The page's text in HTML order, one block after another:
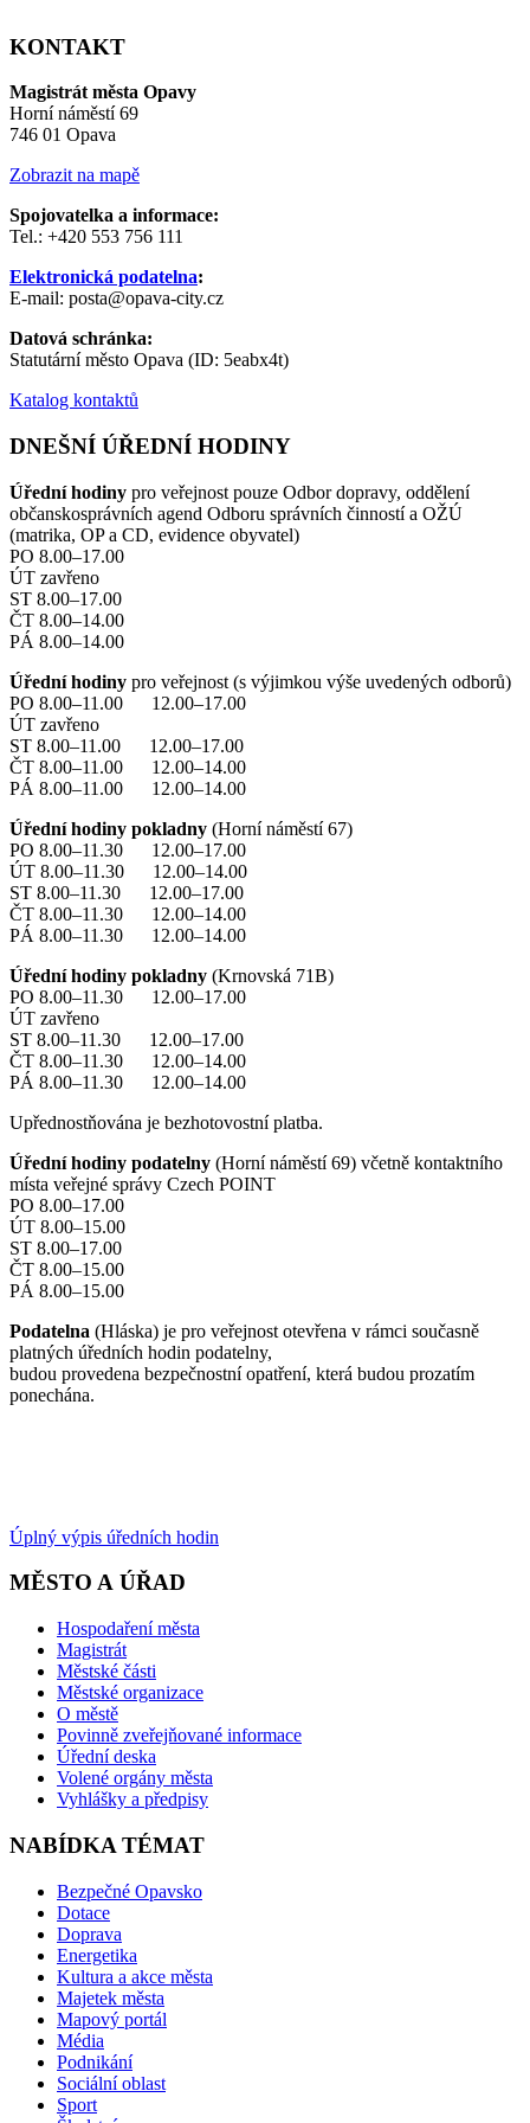
KONTAKT
Magistrát města Opavy
Horní náměstí 69
746 01 Opava
Zobrazit na mapě
Spojovatelka a informace:
Tel.: +420 553 756 111
Elektronická podatelna:
E-mail: posta@opava-city.cz
Datová schránka:
Statutární město Opava (ID: 5eabx4t)
Katalog kontaktů
DNEŠNÍ ÚŘEDNÍ HODINY
Úřední hodiny pro veřejnost pouze Odbor dopravy, oddělení
občanskosprávních agend Odboru správních činností a OŽÚ
(matrika, OP a CD, evidence obyvatel)
PO 8.00–17.00
ÚT zavřeno
ST 8.00–17.00
ČT 8.00–14.00
PÁ 8.00–14.00
Úřední hodiny pro veřejnost (s výjimkou výše uvedených odborů)
PO 8.00–11.00 12.00–17.00
ÚT zavřeno
ST 8.00–11.00 12.00–17.00
ČT 8.00–11.00 12.00–14.00
PÁ 8.00–11.00 12.00–14.00
Úřední hodiny pokladny (Horní náměstí 67)
PO 8.00–11.30 12.00–17.00
ÚT 8.00–11.30 12.00–14.00
ST 8.00–11.30 12.00–17.00
ČT 8.00–11.30 12.00–14.00
PÁ 8.00–11.30 12.00–14.00
Úřední hodiny pokladny (Krnovská 71B)
PO 8.00–11.30 12.00–17.00
ÚT zavřeno
ST 8.00–11.30 12.00–17.00
ČT 8.00–11.30 12.00–14.00
PÁ 8.00–11.30 12.00–14.00
Upřednostňována je bezhotovostní platba.
Úřední hodiny podatelny (Horní náměstí 69) včetně kontaktního
místa veřejné správy Czech POINT
PO 8.00–17.00
ÚT 8.00–15.00
ST 8.00–17.00
ČT 8.00–15.00
PÁ 8.00–15.00
Podatelna (Hláska) je pro veřejnost otevřena v rámci současně
platných úředních hodin podatelny,
budou provedena bezpečnostní opatření, která budou prozatím
ponechána.
Úplný výpis úředních hodin
MĚSTO A ÚŘAD
Hospodaření města
Magistrát
Městské části
Městské organizace
O městě
Povinně zveřejňované informace
Úřední deska
Volené orgány města
Vyhlášky a předpisy
NABÍDKA TÉMAT
Bezpečné Opavsko
Dotace
Doprava
Energetika
Kultura a akce města
Majetek města
Mapový portál
Média
Podnikání
Sociální oblast
Sport